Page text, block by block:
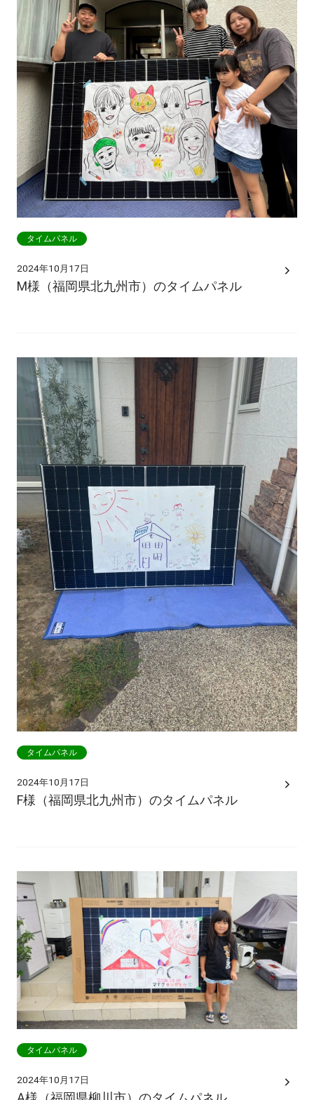
タイムパネル
2024年10月17日
M様（福岡県北九州市）のタイムパネル
タイムパネル
2024年10月17日
F様（福岡県北九州市）のタイムパネル
タイムパネル
2024年10月17日